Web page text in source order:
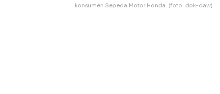
konsumen Sepeda Motor Honda. (foto: dok-daw)